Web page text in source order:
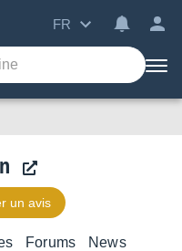
FR
un avis
Forums News